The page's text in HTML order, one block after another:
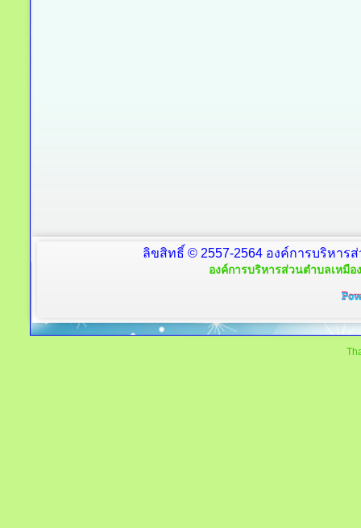
ลิขสิทธิ์ © 2557-2564 องค์การบริหาร
องค์การบริหารส่วนตำบลเหมือ